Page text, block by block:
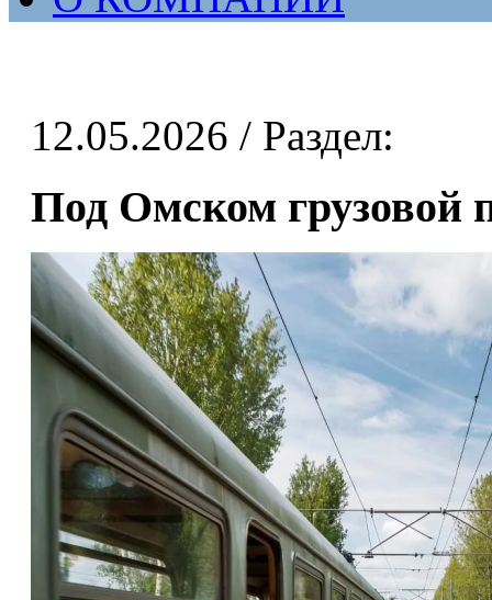
12.05.2026 / Раздел:
Под Омском грузовой